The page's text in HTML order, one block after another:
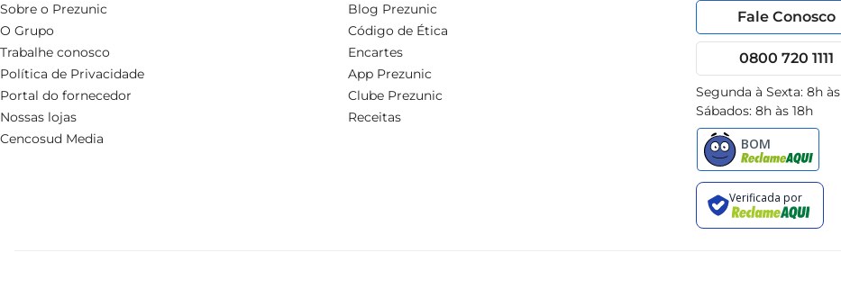
Sobre o Prezunic
O Grupo
Trabalhe conosco
Política de Privacidade
Portal do fornecedor
Nossas lojas
Cencosud Media
Blog Prezunic
Código de Ética
Encartes
App Prezunic
Clube Prezunic
Receitas
Fale Conosco
0800 720 1111
Segunda à Sexta: 8h
Sábados: 8h às 18h